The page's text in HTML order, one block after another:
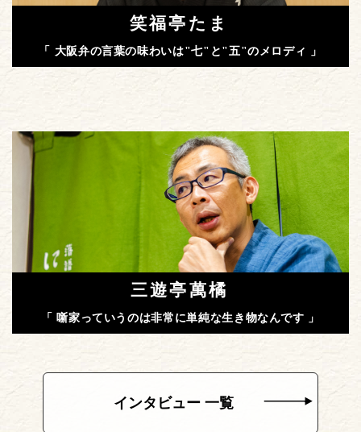
笑福亭たま
「 大阪弁の言葉の味わいは"七"と"五"のメロディ 」
三遊亭萬橘
「 噺家っていうのは非常に単純な生き物なんです 」
インタビュー 一覧